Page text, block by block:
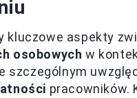
kluczowe aspekty
osobowych w
szczególnym
pracowników.